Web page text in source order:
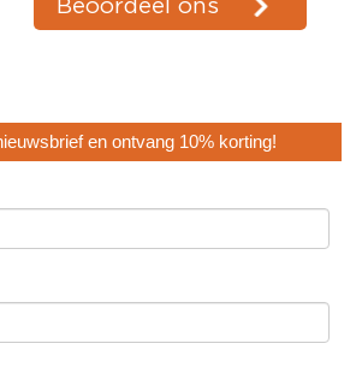
en ontvang 10% korting!